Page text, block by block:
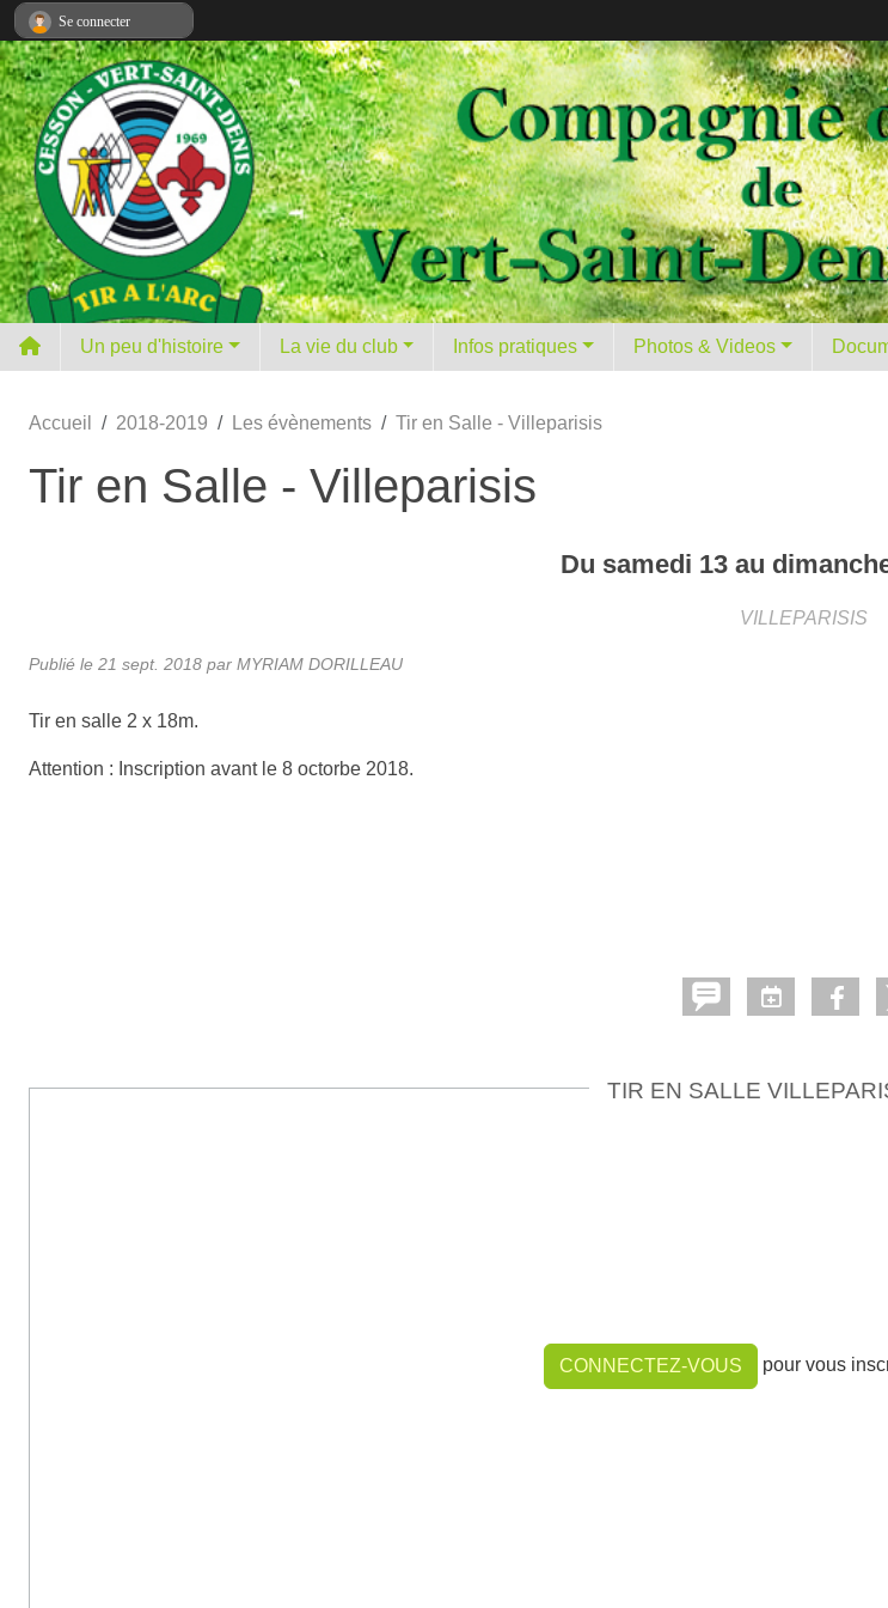
Un peu d'histoire La vie du club Infos pratiques Photos & Videos
Accueil 2018-2019 Les évènements Tir en Salle - Villeparisis
Tir en Salle - Villeparisis
Du samedi 13 au
VILLEPARISIS
Publié le 21 sept. 2018 par MYRIAM DORILLEAU
Tir en salle 2 x 18m.
Attention : Inscription avant le 8 octorbe 2018.
TIR EN SALLE
CONNECTEZ-VOUS pour vous
Se connecter
Panneau de gestion des cookies